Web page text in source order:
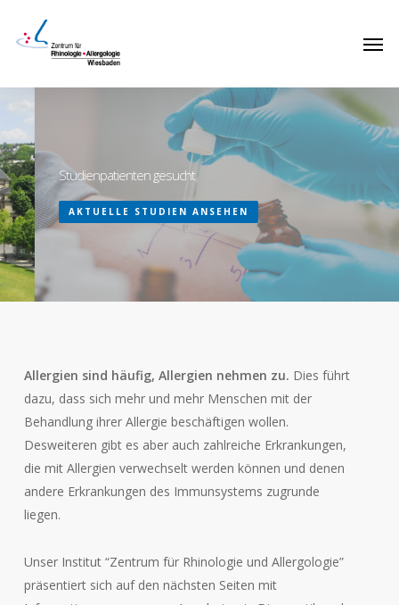
Studienpatienten gesucht
AKTUELLE STUDIEN ANSEHEN
Allergien sind häufig, Allergien nehmen zu. Dies führt
dazu, dass sich mehr und mehr Menschen mit der
Behandlung ihrer Allergie beschäftigen wollen.
Desweiteren gibt es aber auch zahlreiche Erkrankungen,
die mit Allergien verwechselt werden können und denen
andere Erkrankungen des Immunsystems zugrunde
liegen.
Unser Institut “Zentrum für Rhinologie und Allergologie”
präsentiert sich auf den nächsten Seiten mit